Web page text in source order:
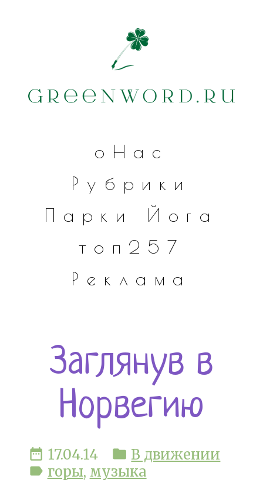
оНас
Рубрики
Парки
Йога
топ257
Реклама
Заглянув в
Норвегию
date_range 17.04.14 folder В движении
label горы, музыка